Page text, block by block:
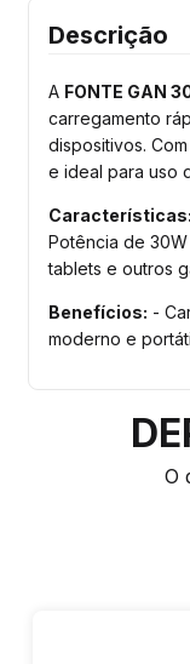
Descrição
A FONTE GAN
carregamento
dispositivos.
e ideal para uso
Características:
Potência de 30W
tablets e outros
Benefícios: -
moderno e
O